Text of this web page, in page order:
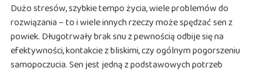
Dużo stresów, szybkie tempo życia, wiele problemów do
rozwiązania – to i wiele innych rzeczy może spędzać sen z
powiek. Długotrwały brak snu z pewnością odbije się na
efektywności, kontakcie z bliskimi, czy ogólnym pogorszeniu
samopoczucia. Sen jest jedną z podstawowych potrzeb